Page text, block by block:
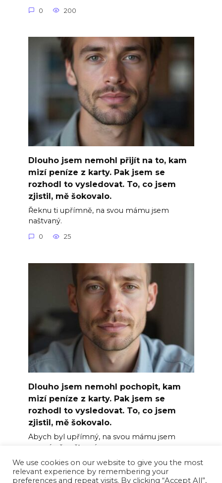
0 200
Dlouho jsem nemohl přijít na to, kam
mizí peníze z karty. Pak jsem se
rozhodl to vysledovat. To, co jsem
zjistil, mě šokovalo.
Řeknu ti upřímně, na svou mámu jsem
naštvaný.
0 25
Dlouho jsem nemohl pochopit, kam
mizí peníze z karty. Pak jsem se
rozhodl to vysledovat. To, co jsem
zjistil, mě šokovalo.
Abych byl upřímný, na svou mámu jsem
nesmírně naštvaný.
0 4
We use cookies on our website to give you the most
relevant experience by remembering your
preferences and repeat visits. By clicking “Accept All”,